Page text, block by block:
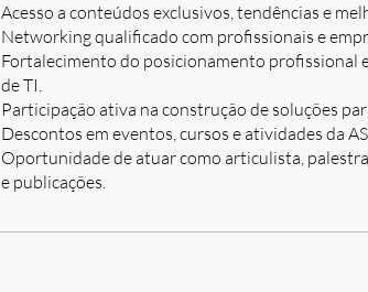
Acesso a conteúdos exclusivos, tendências e
Networking qualificado com profissionais e
Fortalecimento do posicionamento profissional
de TI.
Participação ativa na construção de soluções
Descontos em eventos, cursos e atividades da
Oportunidade de atuar como articulista,
e publicações.